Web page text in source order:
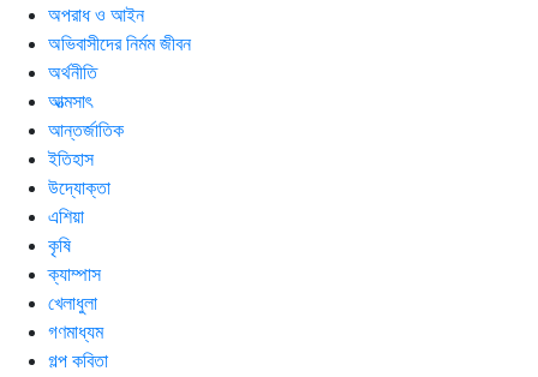
অপরাধ ও আইন
অভিবাসীদের নির্মম জীবন
অর্থনীতি
আত্মসাৎ
আন্তর্জাতিক
ইতিহাস
উদ্যোক্তা
এশিয়া
কৃষি
ক্যাম্পাস
খেলাধুলা
গণমাধ্যম
গল্প ক‌বিতা